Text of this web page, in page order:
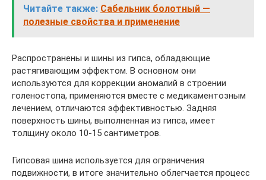
Читайте также: Сабельник болотный —
полезные свойства и применение
Распространены и шины из гипса, обладающие
растягивающим эффектом. В основном они
используются для коррекции аномалий в строении
голеностопа, применяются вместе с медикаментозным
лечением, отличаются эффективностью. Задняя
поверхность шины, выполненная из гипса, имеет
толщину около 10-15 сантиметров.
Гипсовая шина используется для ограничения
подвижности, в итоге значительно облегчается процесс